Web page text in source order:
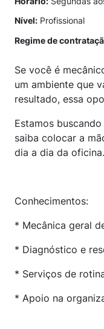
Nível: Profissional
Regime de
Se você é
um ambiente que
resultado, essa
Estamos
saiba colocar a
dia a dia da oficina.
Conhecimentos:
* Mecânica geral
* Diagnóstico e
* Serviços de
* Apoio na